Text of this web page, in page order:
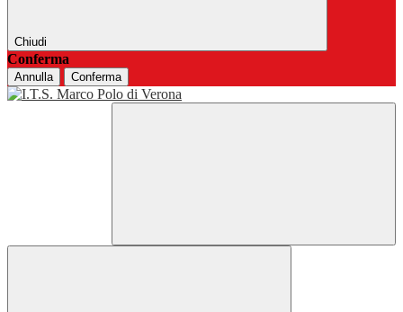
Chiudi
Conferma
Annulla Conferma